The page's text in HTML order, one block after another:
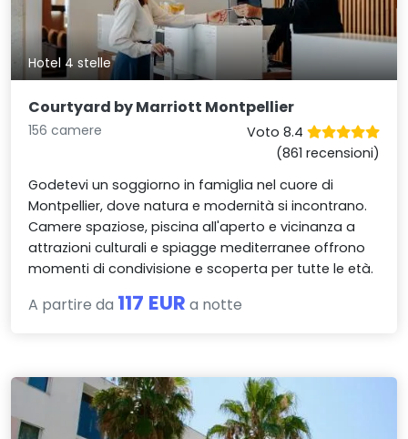
Hotel 4 stelle
Courtyard by Marriott Montpellier
156 camere
Voto 8.4
(861 recensioni)
Godetevi un soggiorno in famiglia nel cuore di
Montpellier, dove natura e modernità si incontrano.
Camere spaziose, piscina all'aperto e vicinanza a
attrazioni culturali e spiagge mediterranee offrono
momenti di condivisione e scoperta per tutte le età.
A partire da 117 EUR a notte